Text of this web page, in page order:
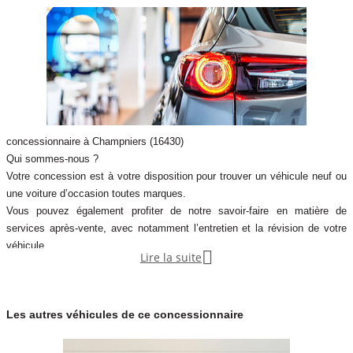
concessionnaire à Champniers (16430)
Qui sommes-nous ?
Votre concession est à votre disposition pour trouver un véhicule neuf ou
une voiture d’occasion toutes marques.
Vous pouvez également profiter de notre savoir-faire en matière de
services après-vente, avec notamment l’entretien et la révision de votre
véhicule.
Notre concession fait partie du réseau de concessions d’Autosphere.fr,
Autosphere.fr c’est l’expérience de concessionnaires reconnus parmi un
Lire la suite 
Les autres véhicules de ce concessionnaire